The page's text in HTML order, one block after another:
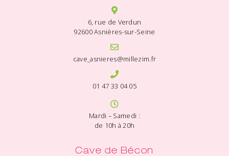
6, rue de Verdun
92600 Asnières-sur-Seine
cave_asnieres@millezim.fr
01 47 33 04 05
Mardi – Samedi :
de 10h à 20h
Cave de Bécon